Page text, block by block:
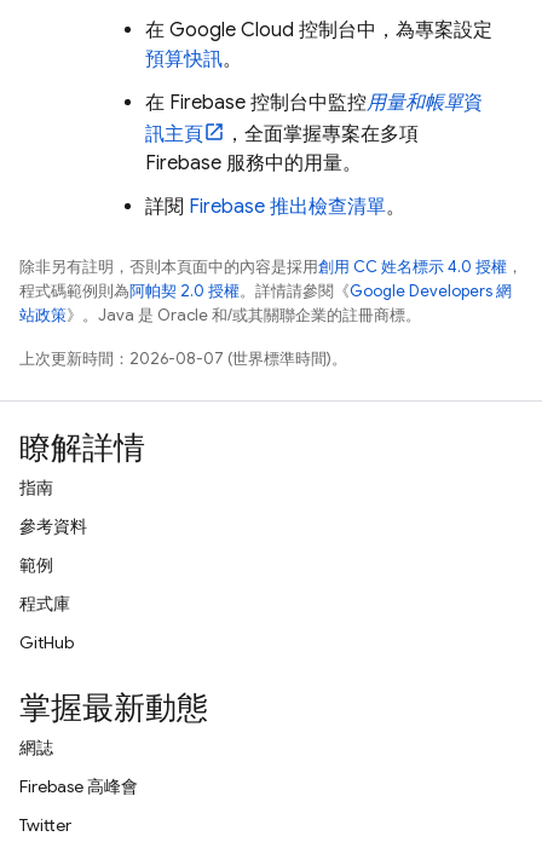
在 Google Cloud 控制台中，為專案設定
預算快訊。
在 Firebase 控制台中監控用量和帳單資
訊主頁
，全面掌握專案在多項
Firebase 服務中的用量。
詳閱 Firebase 推出檢查清單。
除非另有註明，否則本頁面中的內容是採用創用 CC 姓名標示 4.0 授權 ，
程式碼範例則為阿帕契 2.0 授權。詳情請參閱《Google Developers 網
站政策》。Java 是 Oracle 和/或其關聯企業的註冊商標。
上次更新時間：2026-08-07 (世界標準時間)。
瞭解詳情
指南
參考資料
範例
程式庫
GitHub
掌握最新動態
網誌
Firebase 高峰會
Twitter